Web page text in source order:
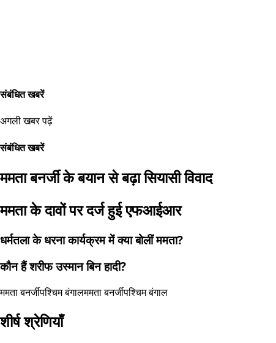
संबंधित खबरें
अगली खबर पढ़ें
संबंधित खबरें
ममता बनर्जी के बयान से बढ़ा सियासी विवाद
ममता के दावों पर दर्ज हुई एफआईआर
धर्मतला के धरना कार्यक्रम में क्या बोलीं ममता?
कौन हैं शरीफ उस्मान बिन हादी?
ममता बनर्जीपश्चिम बंगालममता बनर्जीपश्चिम बंगाल
शीर्ष श्रेणियाँ